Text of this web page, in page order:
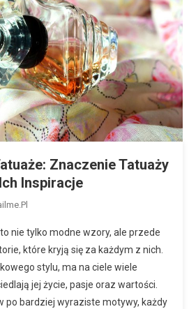
Znaczenie Tatuaży
Inspiracje
nie tylko modne wzory, ale przede
które kryją się za każdym z nich.
stylu, ma na ciele wiele
jej życie, pasje oraz wartości.
po bardziej wyraziste motywy, każdy